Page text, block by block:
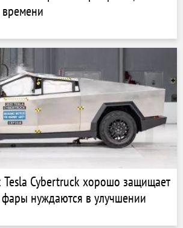
Tesla Cybertruck хорошо защищает
нуждаются в улучшении